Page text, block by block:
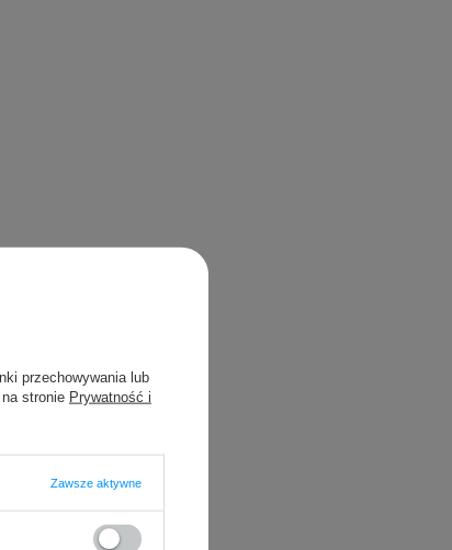
przechowywania lub
stronie Prywatność i
Zawsze aktywne